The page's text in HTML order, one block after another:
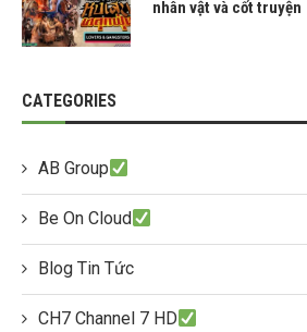
nhân vật và cốt truyện
CATEGORIES
AB Group
Be On Cloud
Blog Tin Tức
CH7 Channel 7 HD